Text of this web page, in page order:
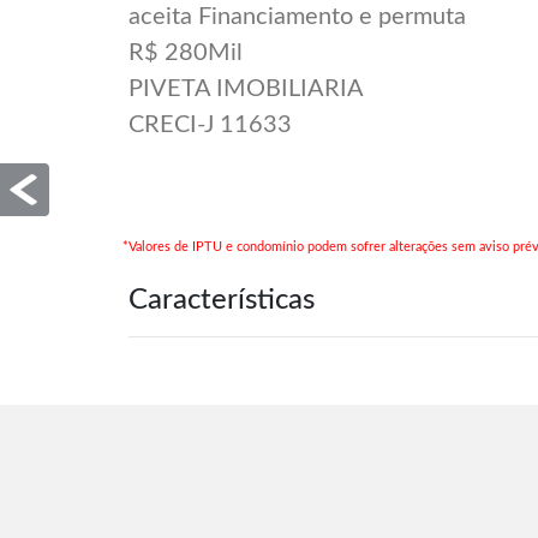
aceita Financiamento e permuta
R$ 280Mil
PIVETA IMOBILIARIA
CRECI-J 11633
*Valores de IPTU e condomínio podem sofrer alterações sem aviso
Características